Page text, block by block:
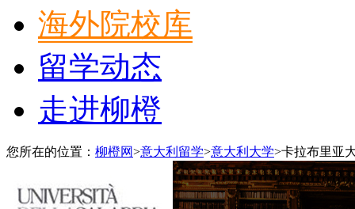
海外院校库
留学动态
走进柳橙
您所在的位置： 柳橙网>意大利留学>意大利大学>卡拉布里亚